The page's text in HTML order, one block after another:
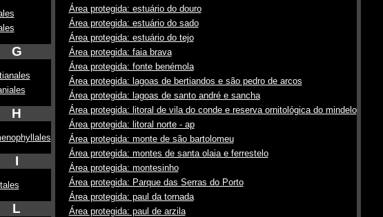
G
H
I
L
Área protegida: estuário do douro
Área protegida: estuário do sado
Área protegida: estuário do tejo
Área protegida: faia brava
Área protegida: fonte benémola
Área protegida: lagoas de bertiandos e são pedro de arcos
Área protegida: lagoas de santo andré e sancha
Área protegida: litoral de vila do conde e reserva ornitológica do mindelo
Área protegida: litoral norte - ap
Área protegida: monte de são bartolomeu
Área protegida: montes de santa olaia e ferrestelo
Área protegida: montesinho
Área protegida: Parque das Serras do Porto
Área protegida: paul da tornada
Área protegida: paul de arzila